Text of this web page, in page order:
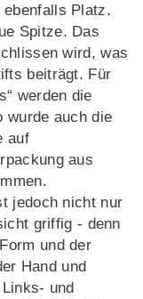
ebenfalls Platz.
Spitze. Das
wird, was
beiträgt. Für
werden die
wurde auch die
auf
aus
jedoch nicht nur
griffig - denn
und der
Hand und
und